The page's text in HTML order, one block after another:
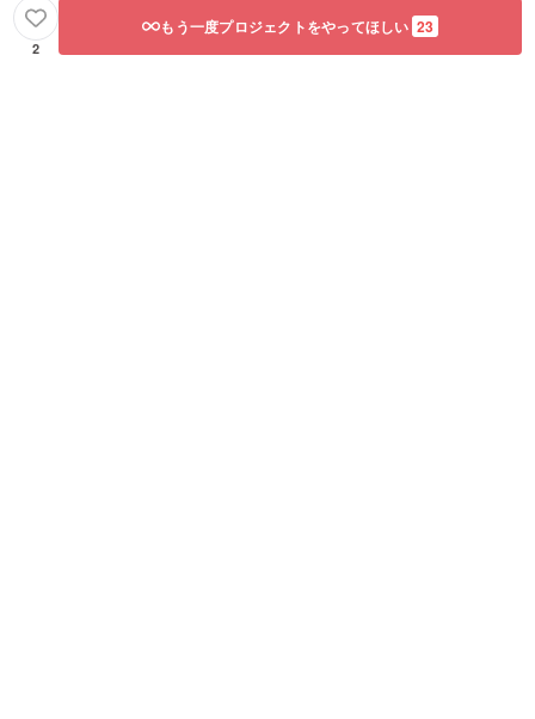
2
もう一度プロジェクトをやってほしい 23